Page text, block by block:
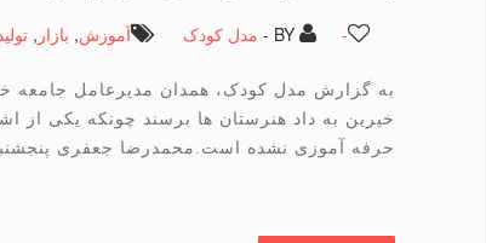
BY - مدل کودک آموزش, بازار , -
به گزارش مدل کودک، همدان مدیرعامل جامعه
خیرین به داد هنرستان ها برسند چونکه یکی از
حرفه آموزی نشده است.محمدرضا جعفری پنجشنبه ۲۶ آبان ماه در بیست